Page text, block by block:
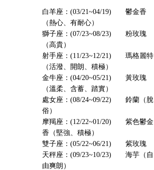
白羊座：(03/21~04/19) 鬱金香
（熱心、有耐心）
獅子座：(07/23~08/23) 粉玫瑰
（高貴）
射手座：(11/23~12/21) 瑪格麗特
（活潑、開朗、積極）
金牛座：(04/20~05/21) 黃玫瑰
（溫柔、含蓄、踏實）
處女座：(08/24~09/22) 鈴蘭（脫
俗）
摩羯座：(12/22~01/20) 紫色鬱金
香（堅強、積極）
雙子座：(05/22~06/21) 紫玫瑰
天秤座：(09/23~10/23) 海芋（自
由爽朗）